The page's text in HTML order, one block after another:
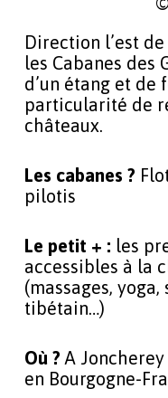
Direction l’est
les Cabanes des
d’un étang et de
particularité de
châteaux.
Les cabanes ?
pilotis
Le petit + : les
accessibles à la
(massages,
tibétain…)
Où ? A
en Bourgogne-